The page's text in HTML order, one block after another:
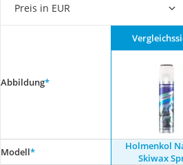
Preis in EUR
Abbildung*
Modell*
Holmenkol
Skiwax